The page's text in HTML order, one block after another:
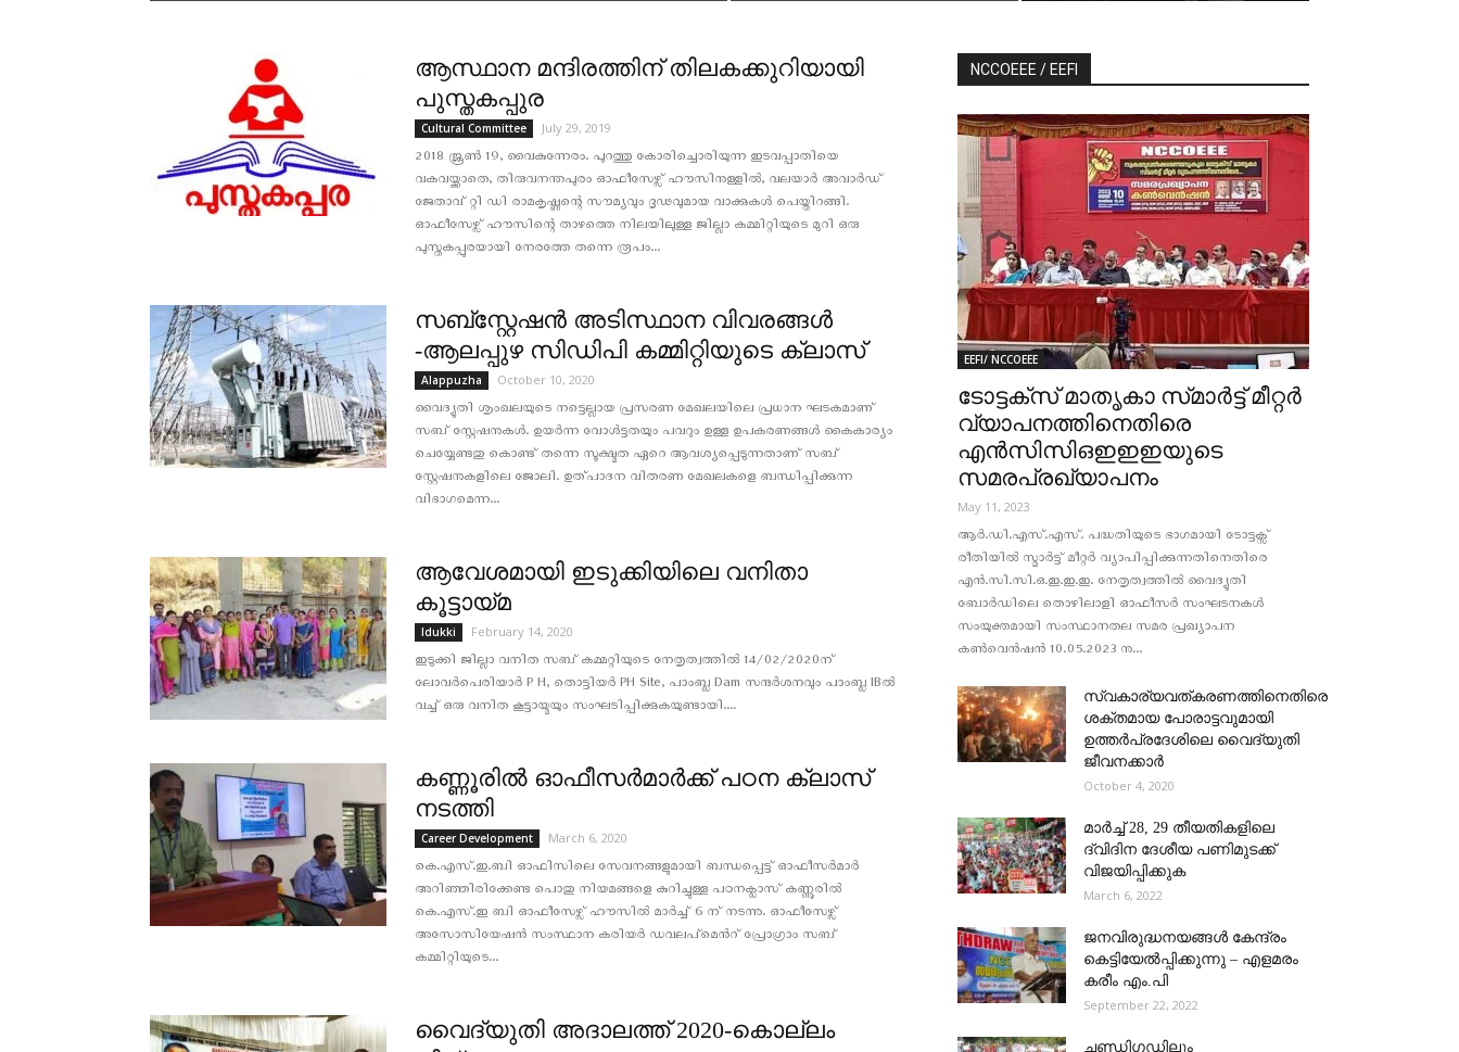
ആസ്ഥാന മന്ദിരത്തിന് തിലകക്കുറിയായി
പുസ്തകപ്പുര
Cultural Committee July 29, 2019
2018 ജൂൺ 19, വൈകുന്നേരം. പുറത്തു കോരിച്ചൊരിയുന്ന ഇടവപ്പാതിയെ
വകവയ്ക്കാതെ, തിരുവനന്തപുരം ഓഫീസേഴ്സ് ഹൗസിനുള്ളിൽ, വലയാർ അവാർഡ്
ജേതാവ് റ്റി ഡി രാമകൃഷ്ണന്റെ സൗമ്യവും ദൃഢവുമായ വാക്കുകൾ പെയ്തിറങ്ങി.
ഓഫീസേഴ്സ് ഹൗസിന്റെ താഴത്തെ നിലയിലുള്ള ജില്ലാ കമ്മിറ്റിയുടെ മുറി ഒരു
പുസ്തകപ്പുരയായി നേരത്തേ തന്നെ രൂപം...
സബ്സ്റ്റേഷന്‍ അടിസ്ഥാന വിവരങ്ങള്‍
-ആലപ്പുഴ സിഡിപി കമ്മിറ്റിയുടെ ക്ലാസ്
Alappuzha October 10, 2020
വൈദ്യുതി ശൃംഖലയുടെ നട്ടെല്ലായ പ്രസരണ മേഖലയിലെ പ്രധാന ഘടകമാണ്
സബ് സ്റ്റേഷനുകൾ. ഉയർന്ന വോൾട്ടതയും പവറും ഉള്ള ഉപകരണങ്ങൾ കൈകാര്യം
ചെയ്യേണ്ടതു കൊണ്ട് തന്നെ സൂക്ഷ്മത ഏറെ ആവശ്യപ്പെടുന്നതാണ് സബ്
സ്റ്റേഷനുകളിലെ ജോലി. ഉത്പാദന വിതരണ മേഖലകളെ ബന്ധിപ്പിക്കുന്ന
വിഭാഗമെന്ന...
ആവേശമായി ഇടുക്കിയിലെ വനിതാ
കൂട്ടായ്മ
Idukki February 14, 2020
ഇടുക്കി ജില്ലാ വനിത സബ് കമ്മറ്റിയുടെ നേതൃത്വത്തിൽ 14/02/2020ന്
ലോവർപെരിയാർ P H, തൊട്ടിയർ PH Site, പാംബ്ല Dam സന്ദർശനവും പാംബ്ല IBൽ
വച്ച് ഒരു വനിത കൂട്ടായ്മയും സംഘടിപ്പിക്കുകയുണ്ടായി....
കണ്ണൂരിൽ ഓഫീസർമാർക്ക് പഠന ക്ലാസ്
നടത്തി
Career Development March 6, 2020
കെ.എസ്.ഇ.ബി ഓഫിസിലെ സേവനങ്ങളുമായി ബന്ധപ്പെട്ട് ഓഫീസർമാർ
അറിഞ്ഞിരിക്കേണ്ട പൊതു നിയമങ്ങളെ കുറിച്ചുള്ള പഠനക്ലാസ് കണ്ണൂരിൽ
കെ.എസ്.ഇ ബി ഓഫീസേഴ്സ് ഹൗസിൽ മാർച്ച് 6 ന് നടന്നു. ഓഫീസേഴ്സ്
അസോസിയേഷൻ സംസ്ഥാന കരിയർ ഡവലപ്മെൻറ് പ്രോഗ്രാം സബ്
കമ്മിറ്റിയുടെ...
വൈദ്യുതി അദാലത്ത് 2020-കൊല്ലം
NCCOEEE / EEFI
EEFI/ NCCOEEE
ടോട്ടക്‌സ്‌ മാതൃകാ സ്‌മാർട്ട്‌ മീറ്റർ
വ്യാപനത്തിനെതിരെ
എൻസിസിഒഇഇഇയുടെ
സമരപ്രഖ്യാപനം
May 11, 2023
ആര്‍.ഡി.എസ്.എസ്. പദ്ധതിയുടെ ഭാഗമായി ടോട്ടക്സ്
രീതിയില്‍ സ്മാര്‍ട്ട് മീറ്റര്‍ വ്യാപിപ്പിക്കുന്നതിനെതിരെ
എന്‍.സി.സി.ഒ.ഇ.ഇ.ഇ. നേതൃത്വത്തില്‍ വൈദ്യുതി
ബോര്‍ഡിലെ തൊഴിലാളി ഓഫീസര്‍ സംഘടനകള്‍
സംയുക്തമായി സംസ്ഥാനതല സമര പ്രഖ്യാപന
കണ്‍വെന്‍ഷന്‍ 10.05.2023 നു...
സ്വകാര്യവത്കരണത്തിനെതിരെ
ശക്തമായ പോരാട്ടവുമായി
ഉത്തർപ്രദേശിലെ വൈദ്യുതി
ജീവനക്കാർ
October 4, 2020
മാര്‍ച്ച് 28, 29 തീയതികളിലെ
ദ്വിദിന ദേശീയ പണിമുടക്ക്
വിജയിപ്പിക്കുക
March 6, 2022
ജനവിരുദ്ധനയങ്ങൾ കേന്ദ്രം
കെട്ടിയേൽപ്പിക്കുന്നു – എളമരം
കരീം എം.പി
September 22, 2022
ചണ്ഡിഗഡിലും